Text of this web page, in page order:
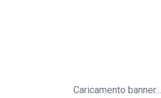
Caricamento banner...